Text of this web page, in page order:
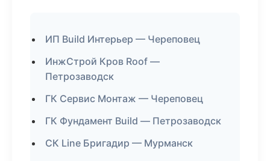
ИП Build Интерьер — Череповец
ИнжСтрой Кров Roof —
Петрозаводск
ГК Сервис Монтаж — Череповец
ГК Фундамент Build — Петрозаводск
СК Line Бригадир — Мурманск